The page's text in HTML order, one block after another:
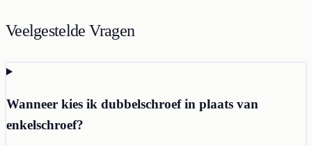
Veelgestelde Vragen
Wanneer kies ik dubbelschroef in plaats van
enkelschroef?